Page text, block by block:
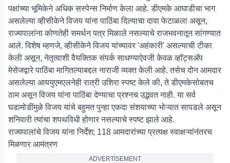
पक्षांच्या भूमिकेने अधिक सस्पेन्स निर्माण केला आहे. डीएमके आघाडीचा भाग
असलेल्या व्हीसीकेने विजय यांना पाठिंबा दिल्याचा दावा फेटाळला असून,
राज्यपालांना कोणतेही समर्थन पत्र मिळाले नसल्याचे राजभवनातून सांगण्यात
आले. विशेष म्हणजे, व्हीसीकेने विजय यांच्यावर 'अहंकारी' असल्याची टीका
केली असून, नेतृत्वाशी वैयक्तिक संपर्क साधण्याऐवजी केवळ व्हॉट्सॲप
मेसेजद्वारे पाठिंबा मागितल्याबद्दल नाराजी व्यक्त केली आहे. तसेच दोन आमदार
असलेल्या आययुएमएलनेही रात्री उशिरा स्पष्ट केले की, ते डीएमकेसोबतच
ठाम असून विजय यांना पाठिंबा देण्याचा प्रश्नच उद्भवत नाही. या सर्व
घडामोडींमुळे विजय यांचे बहुमत पुन्हा एकदा संशयाच्या भोऱ्यात सापडले असून
शनिवारी त्यांचा शपथविधी होणार नसल्याचे स्पष्ट झाले आहे.
राज्यपालांचे विजय यांना निर्देश; 118 आमदारांच्या प्रत्यक्ष स्वाक्षऱ्यांनंतरच
मिळणार आमंत्रण
ADVERTISEMENT